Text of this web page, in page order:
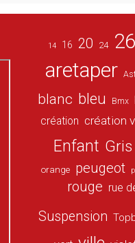
14 16 20 24 26
aretaper
blanc bleu Bmx
création création
Enfant Gris
orange peugeot
rouge rue
Suspension